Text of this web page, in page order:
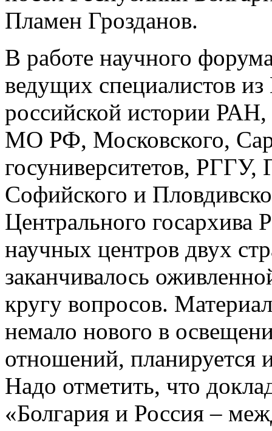
Пламен Грозданов.
В работе научного
ведущих специалистов
российской истории
МО РФ, Московского,
госуниверситетов,
Софийского и
Центрального госархива
научных центров двух
заканчивалось
кругу вопросов.
немало нового в
отношений, планируется
Надо отметить, что
«Болгария и Россия –